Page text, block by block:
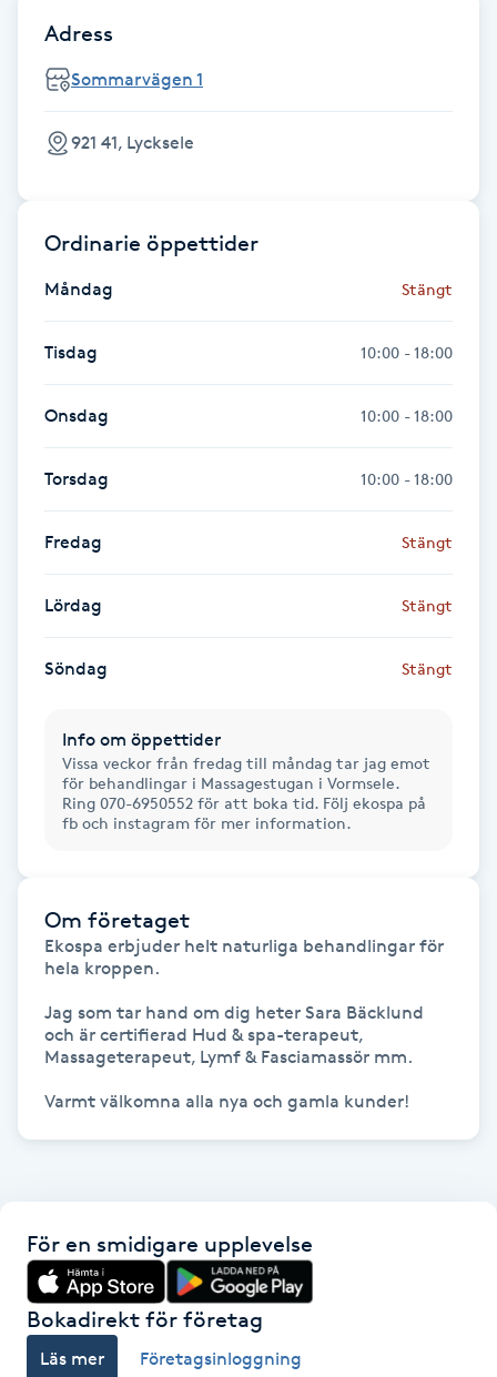
Gelenaglar
Gellack med förstärkning
Gravidmassage
Gravidyoga
Gruppträning
Gua Sha-massage
Hatha Yoga
Headspa
Herrklippning
Hot Stone Massage
Hot yoga
Huduppstramning
Hyaluronsyra
Hyperhidros
Adress
Sommarvägen 1
921 41, Lycksele
Ordinarie öppettider
Måndag Stängt
Tisdag 10:00 - 18:00
Onsdag 10:00 - 18:00
Torsdag 10:00 - 18:00
Fredag Stängt
Lördag Stängt
Söndag Stängt
Info om öppettider
Vissa veckor från fredag till måndag tar jag emot
för behandlingar i Massagestugan i Vormsele.
Ring 070-6950552 för att boka tid. Följ ekospa på
fb och instagram för mer information.
Om företaget
Ekospa erbjuder helt naturliga behandlingar för
hela kroppen.
Jag som tar hand om dig heter Sara Bäcklund
och är certifierad Hud & spa-terapeut,
Massageterapeut, Lymf & Fasciamassör mm.
Varmt välkomna alla nya och gamla kunder!
För en smidigare upplevelse
Bokadirekt för företag
Läs mer Företagsinloggning